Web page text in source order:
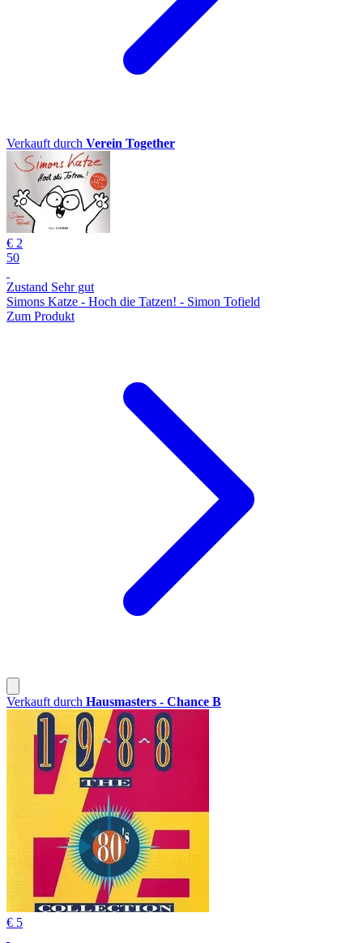
Verkauft durch Verein Together
€ 2
50
Zustand Sehr gut
Simons Katze - Hoch die Tatzen! - Simon Tofield
Zum Produkt
Verkauft durch Hausmasters - Chance B
€ 5